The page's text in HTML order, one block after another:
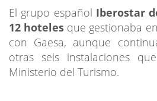
El grupo español Iberostar
12 hoteles que gestionaba
con Gaesa, aunque
otras seis instalaciones
Ministerio del Turismo.